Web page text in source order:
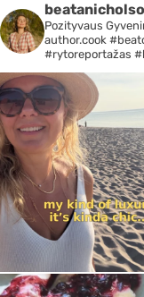
Pozityvaus
author.cook
#rytoreportažas